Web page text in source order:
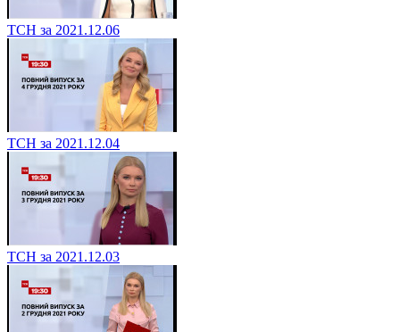
ТСН за 2021.12.06
ТСН за 2021.12.04
ТСН за 2021.12.03